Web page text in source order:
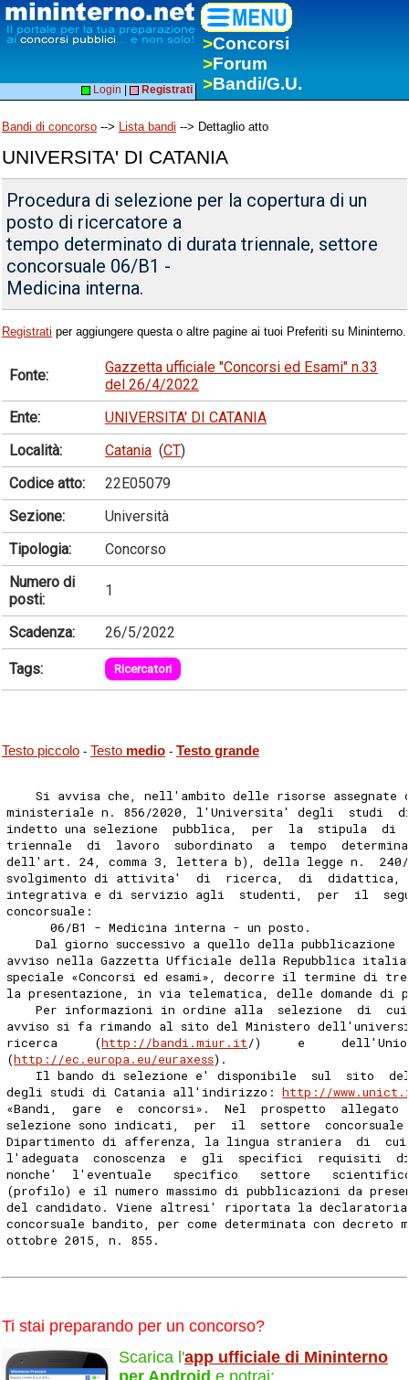
>Concorsi
>Forum
>Bandi/G.U.
Login Registrati
Bandi di concorso --> Lista bandi --> Dettaglio atto
UNIVERSITA' DI CATANIA
Procedura di selezione per la copertura di un
posto di ricercatore a
tempo determinato di durata triennale, settore
concorsuale 06/B1 -
Medicina interna.
Registrati per aggiungere questa o altre pagine ai tuoi Preferiti su Mininterno.
Fonte:
Gazzetta ufficiale "Concorsi ed Esami" n.33
del 26/4/2022
Ente:
UNIVERSITA' DI CATANIA
Località:
Catania (CT)
Codice atto:
22E05079
Sezione:
Università
Tipologia:
Concorso
Numero di
posti:
1
Scadenza: 26/5/2022
Tags: Ricercatori
Testo piccolo - Testo medio - Testo grande
Si avvisa che, nell'ambito delle risorse assegnate
ministeriale n. 856/2020, l'Universita' degli  studi
indetto una selezione  pubblica,  per  la  stipula  di
triennale  di  lavoro  subordinato  a  tempo
dell'art. 24, comma 3, lettera b), della legge n.
svolgimento di attivita'  di  ricerca,  di  didattica,
integrativa e di servizio agli  studenti,  per  il
concorsuale:
      06/B1 - Medicina interna - un posto.
Dal giorno successivo a quello della pubblicazione
avviso nella Gazzetta Ufficiale della Repubblica
speciale «Concorsi ed esami», decorre il termine di
la presentazione, in via telematica, delle domande di
Per informazioni in ordine alla  selezione  di
avviso si fa rimando al sito del Ministero
ricerca     (http://bandi.miur.it/)     e
(http://ec.europa.eu/euraxess).
Il bando di selezione e' disponibile  sul  sito
degli studi di Catania all'indirizzo: http://
«Bandi,  gare  e  concorsi».  Nel  prospetto
selezione sono indicati,  per  il  settore
Dipartimento di afferenza, la lingua straniera  di
l'adeguata  conoscenza  e  gli  specifici  requisiti  di
nonche'  l'eventuale   specifico   settore
(profilo) e il numero massimo di pubblicazioni da
del candidato. Viene altresi' riportata la
concorsuale bandito, per come determinata con decreto
ottobre 2015, n. 855.
Ti stai preparando per un concorso?
Scarica l'app ufficiale di Mininterno
per Android e potrai: